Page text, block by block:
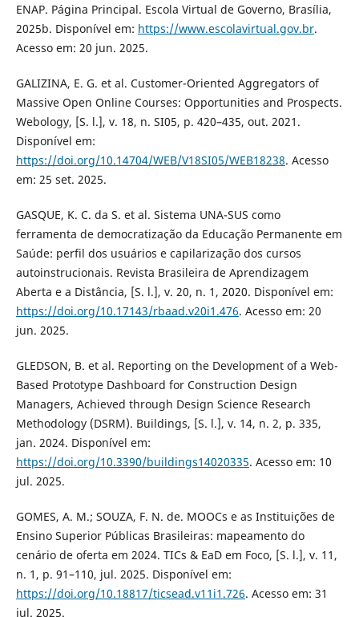
ENAP. Página Principal. Escola Virtual de Governo, Brasília,
2025b. Disponível em: https://www.escolavirtual.gov.br.
Acesso em: 20 jun. 2025.
GALIZINA, E. G. et al. Customer-Oriented Aggregators of
Massive Open Online Courses: Opportunities and Prospects.
Webology, [S. l.], v. 18, n. SI05, p. 420–435, out. 2021.
Disponível em:
https://doi.org/10.14704/WEB/V18SI05/WEB18238. Acesso
em: 25 set. 2025.
GASQUE, K. C. da S. et al. Sistema UNA-SUS como
ferramenta de democratização da Educação Permanente em
Saúde: perfil dos usuários e capilarização dos cursos
autoinstrucionais. Revista Brasileira de Aprendizagem
Aberta e a Distância, [S. l.], v. 20, n. 1, 2020. Disponível em:
https://doi.org/10.17143/rbaad.v20i1.476. Acesso em: 20
jun. 2025.
GLEDSON, B. et al. Reporting on the Development of a Web-
Based Prototype Dashboard for Construction Design
Managers, Achieved through Design Science Research
Methodology (DSRM). Buildings, [S. l.], v. 14, n. 2, p. 335,
jan. 2024. Disponível em:
https://doi.org/10.3390/buildings14020335. Acesso em: 10
jul. 2025.
GOMES, A. M.; SOUZA, F. N. de. MOOCs e as Instituições de
Ensino Superior Públicas Brasileiras: mapeamento do
cenário de oferta em 2024. TICs & EaD em Foco, [S. l.], v. 11,
n. 1, p. 91–110, jul. 2025. Disponível em:
https://doi.org/10.18817/ticsead.v11i1.726. Acesso em: 31
jul. 2025.